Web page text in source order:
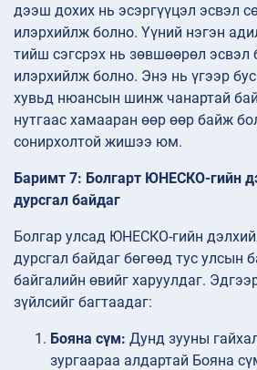
дээш дохих нь эсэргүүцэл эсвэл
илэрхийлж болно. Үүний нэгэн
тийш сэгсрэх нь зөвшөөрөл эсвэл
илэрхийлж болно. Энэ нь үгээр
хувьд нюансын шинж чанартай
нутгаас хамааран өөр өөр байж
сонирхолтой жишээ юм.
Баримт 7: Болгарт ЮНЕСКО-гийн
дурсгал байдаг
Болгар улсад ЮНЕСКО-гийн
дурсгал байдаг бөгөөд тус улсын
байгалийн өвийг харуулдаг.
зүйлсийг багтаадаг:
Бояна сүм: Дунд зууны
зургаараа алдартай Бояна